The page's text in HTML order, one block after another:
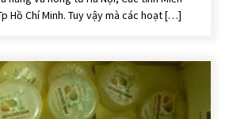
Hồ Chí Minh. Tuy vậy mà các hoạt […]